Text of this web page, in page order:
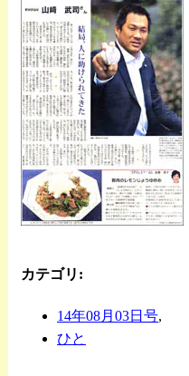
カテゴリ :
14年08月03日号,
ひと